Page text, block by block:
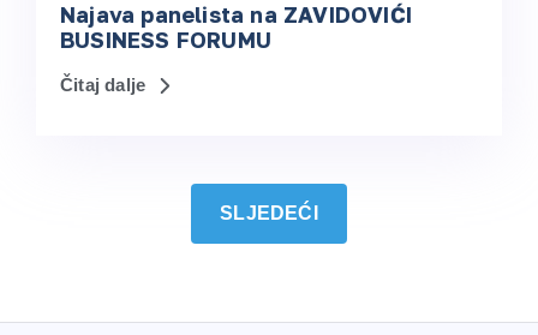
Najava panelista na ZAVIDOVIĆI
BUSINESS FORUMU
Čitaj dalje
SLJEDEĆI